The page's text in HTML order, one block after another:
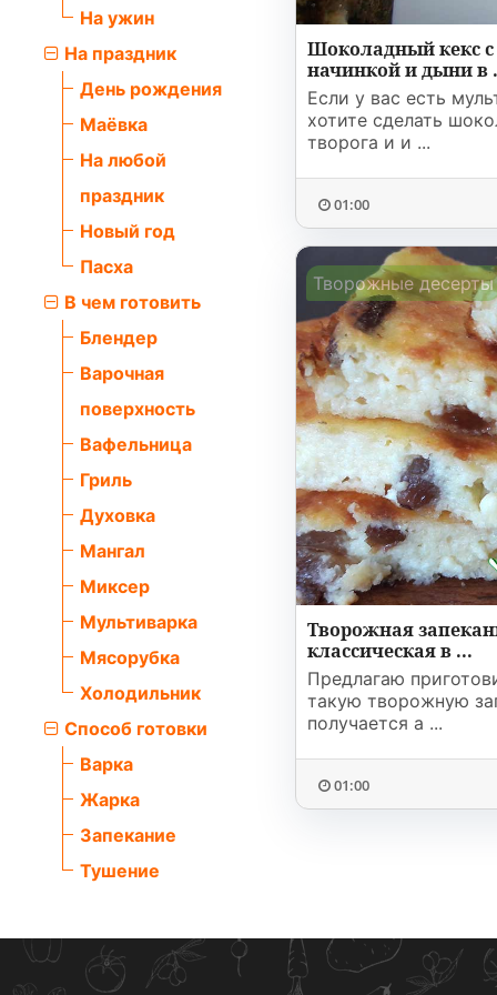
На ужин
На праздник
День рождения
Маёвка
На любой
праздник
Новый год
Пасха
В чем готовить
Блендер
Варочная
поверхность
Вафельница
Гриль
Духовка
Мангал
Миксер
Мультиварка
Мясорубка
Холодильник
Способ готовки
Варка
Жарка
Запекание
Тушение
Шоколадный кекс
начинкой и дыни в
Если у вас есть
хотите сделать
творога и и ...
01:00
Творожные десерты
Творожная
классическая в ...
Предлагаю
такую творожную
получается а ...
01:00